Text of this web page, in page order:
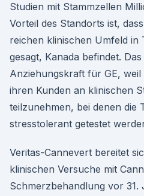
Studien mit Stammzellen
Vorteil des Standorts ist,
reichen klinischen Umfeld
gesagt, Kanada befindet.
Anziehungskraft für GE,
ihren Kunden an klinischen
teilzunehmen, bei denen die
stresstolerant getestet
Veritas-Cannevert bereitet
klinischen Versuche mit
Schmerzbehandlung vor 31.